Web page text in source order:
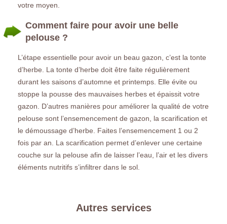
votre moyen.
Comment faire pour avoir une belle
pelouse ?
L’étape essentielle pour avoir un beau gazon, c’est la tonte
d’herbe. La tonte d’herbe doit être faite régulièrement
durant les saisons d’automne et printemps. Elle évite ou
stoppe la pousse des mauvaises herbes et épaissit votre
gazon. D’autres manières pour améliorer la qualité de votre
pelouse sont l’ensemencement de gazon, la scarification et
le démoussage d’herbe. Faites l’ensemencement 1 ou 2
fois par an. La scarification permet d’enlever une certaine
couche sur la pelouse afin de laisser l’eau, l’air et les divers
éléments nutritifs s’infiltrer dans le sol.
Autres services